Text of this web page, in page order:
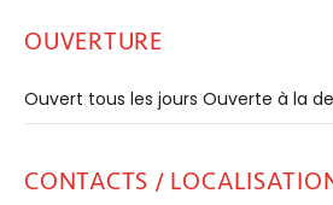
OUVERTURE
Ouvert tous les jours Ouverte à la
CONTACTS /